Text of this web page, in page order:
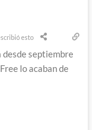
esto
septiembre
lo acaban de